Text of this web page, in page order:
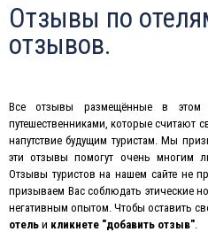
Отзывы по
отзывов.
Все отзывы размещённые в этом
путешественниками, которые считают
напутствие будущим туристам. Мы
эти отзывы помогут очень многим
Отзывы туристов на нашем сайте не
призываем Вас соблюдать этические
негативным опытом Чтобы оставить
отель и кликнете "добавить отзыв"